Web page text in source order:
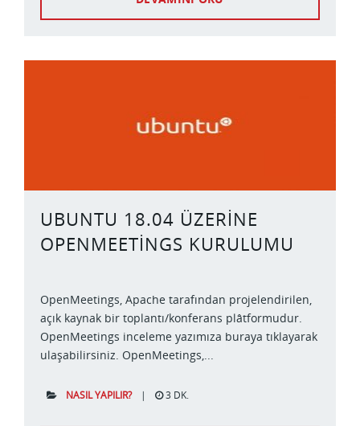
UBUNTU 18.04 ÜZERINE
OPENMEETINGS KURULUMU
OpenMeetings, Apache tarafından projelendirilen,
açık kaynak bir toplantı/konferans plâtformudur.
OpenMeetings inceleme yazımıza buraya tıklayarak
ulaşabilirsiniz. OpenMeetings,...
NASIL YAPILIR? | 3 DK.